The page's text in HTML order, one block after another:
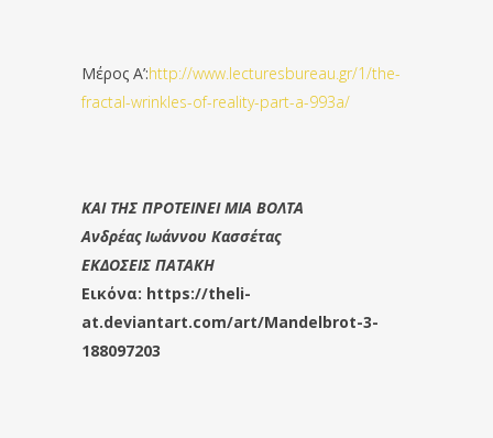
Μέρος Α’:http://www.lecturesbureau.gr/1/the-
fractal-wrinkles-of-reality-part-a-993a/
ΚΑΙ ΤΗΣ ΠΡΟΤΕΙΝΕΙ ΜΙΑ ΒΟΛΤΑ
Ανδρέας Ιωάννου Κασσέτας
ΕΚΔΟΣΕΙΣ ΠΑΤΑΚΗ
Εικόνα: https://theli-
at.deviantart.com/art/Mandelbrot-3-
188097203